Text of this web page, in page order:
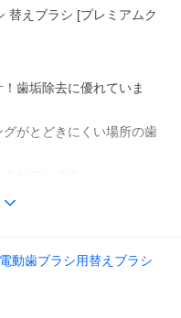
替えブラシ [プレミアムク
歯垢除去に優れていま
がとどきにくい場所の歯
ィット。手の届きにくい
に適応！
ドの交換時が一目瞭然
電動歯ブラシ用替えブラシ